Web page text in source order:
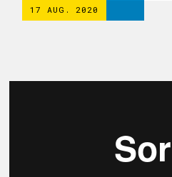
17 AUG. 2020